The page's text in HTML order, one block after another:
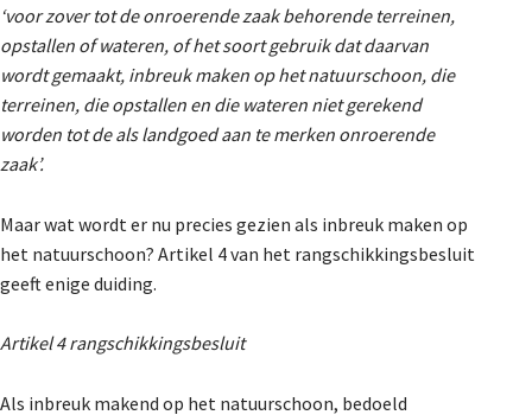
‘voor zover tot de onroerende zaak behorende terreinen,
opstallen of wateren, of het soort gebruik dat daarvan
wordt gemaakt, inbreuk maken op het natuurschoon, die
terreinen, die opstallen en die wateren niet gerekend
worden tot de als landgoed aan te merken onroerende
zaak’.
Maar wat wordt er nu precies gezien als inbreuk maken op
het natuurschoon? Artikel 4 van het rangschikkingsbesluit
geeft enige duiding.
Artikel 4 rangschikkingsbesluit
Als inbreuk makend op het natuurschoon, bedoeld